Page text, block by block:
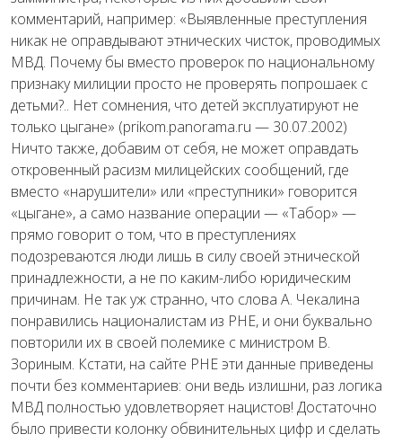
комментарий, например: «Выявленные преступления
никак не оправдывают этнических чисток, проводимых
МВД. Почему бы вместо проверок по национальному
признаку милиции просто не проверять попрошаек с
детьми?.. Нет сомнения, что детей эксплуатируют не
только цыгане» (prikom.panorama.ru — 30.07.2002)
Ничто также, добавим от себя, не может оправдать
откровенный расизм милицейских сообщений, где
вместо «нарушители» или «преступники» говорится
«цыгане», а само название операции — «Табор» —
прямо говорит о том, что в преступлениях
подозреваются люди лишь в силу своей этнической
принадлежности, а не по каким-либо юридическим
причинам. Не так уж странно, что слова А. Чекалина
понравились националистам из РНЕ, и они буквально
повторили их в своей полемике с министром В.
Зориным. Кстати, на сайте РНЕ эти данные приведены
почти без комментариев: они ведь излишни, раз логика
МВД полностью удовлетворяет нацистов! Достаточно
было привести колонку обвинительных цифр и сделать